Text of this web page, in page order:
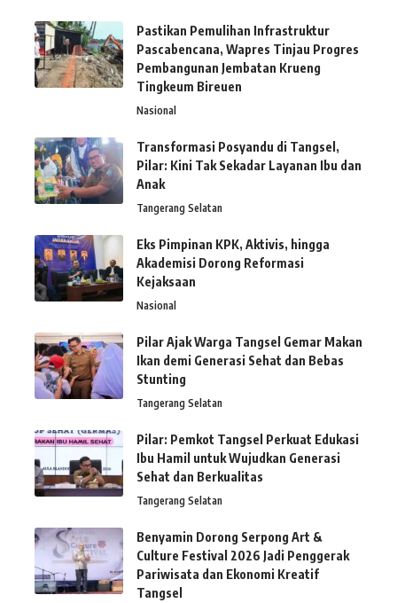
Pastikan Pemulihan Infrastruktur
Pascabencana, Wapres Tinjau Progres
Pembangunan Jembatan Krueng
Tingkeum Bireuen
Nasional
Transformasi Posyandu di Tangsel,
Pilar: Kini Tak Sekadar Layanan Ibu dan
Anak
Tangerang Selatan
Eks Pimpinan KPK, Aktivis, hingga
Akademisi Dorong Reformasi
Kejaksaan
Nasional
Pilar Ajak Warga Tangsel Gemar Makan
Ikan demi Generasi Sehat dan Bebas
Stunting
Tangerang Selatan
Pilar: Pemkot Tangsel Perkuat Edukasi
Ibu Hamil untuk Wujudkan Generasi
Sehat dan Berkualitas
Tangerang Selatan
Benyamin Dorong Serpong Art &
Culture Festival 2026 Jadi Penggerak
Pariwisata dan Ekonomi Kreatif
Tangsel